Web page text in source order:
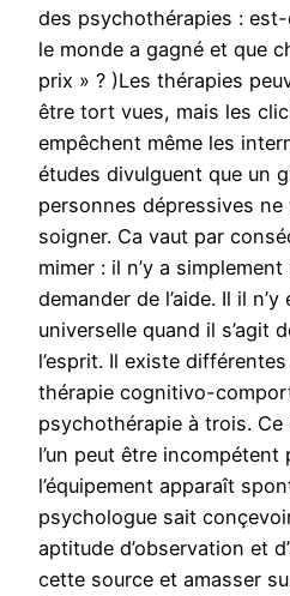
des psychothérapies :
le monde a gagné et que
prix » ? )Les thérapies
être tort vues, mais les
empêchent même les
études divulguent que un
personnes dépressives
soigner. Ca vaut par
mimer : il n’y a
demander de l’aide. Il il
universelle quand il s’agit
l’esprit. Il existe
thérapie cognitivo-
psychothérapie à trois.
l’un peut être incompétent
l’équipement apparaît
psychologue sait
aptitude d’observation et
cette source et amasser